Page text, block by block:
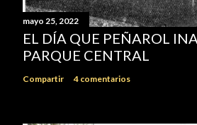
mayo 25, 2022
EL DÍA QUE PEÑAROL
PARQUE CENTRAL
Compartir 4 comentarios